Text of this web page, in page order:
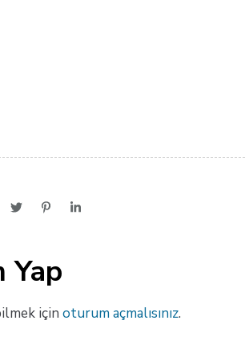
Yap
için oturum açmalısınız.